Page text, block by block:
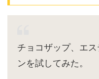
チョコザップ、エ
ンを試してみた。